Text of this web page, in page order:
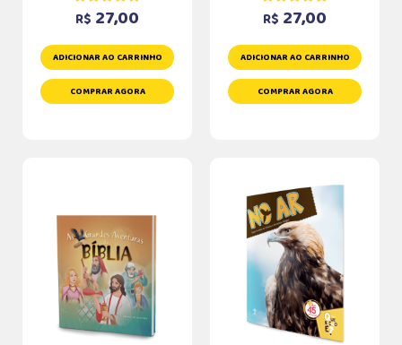
R$ 27,00
ADICIONAR AO CARRINHO
COMPRAR AGORA
R$ 27,00
ADICIONAR AO CARRINHO
COMPRAR AGORA